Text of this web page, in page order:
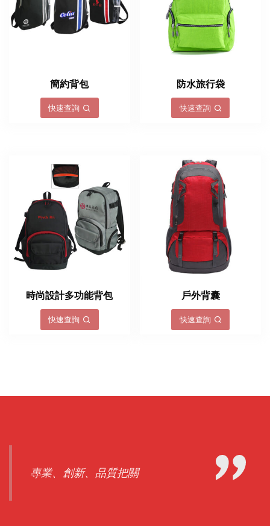
簡約背包
快速查詢
防水旅行袋
快速查詢
時尚設計多功能背包
快速查詢
戶外背囊
快速查詢
專業、創新、品質把關